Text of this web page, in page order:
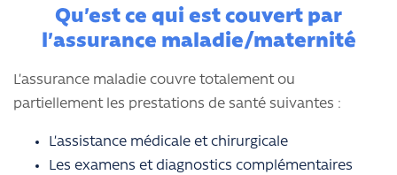
Qu’est ce qui est couvert par
l’assurance maladie/maternité
L’assurance maladie couvre totalement ou
partiellement les prestations de santé suivantes :
L’assistance médicale et chirurgicale
Les examens et diagnostics complémentaires